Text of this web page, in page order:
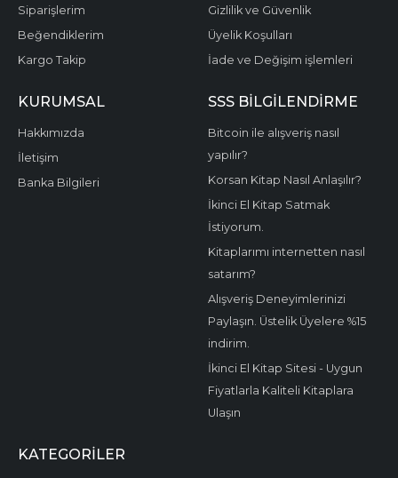
Siparişlerim
Beğendiklerim
Kargo Takip
Gizlilik ve Güvenlik
Üyelik Koşulları
İade ve Değişim işlemleri
KURUMSAL
Hakkımızda
İletişim
Banka Bilgileri
SSS BİLGİLENDİRME
Bitcoin ile alışveriş nasıl
yapılır?
Korsan Kitap Nasıl Anlaşılır?
İkinci El Kitap Satmak
İstiyorum.
Kitaplarımı internetten nasıl
satarım?
Alışveriş Deneyimlerinizi
Paylaşın. Üstelik Üyelere %15
indirim.
İkinci El Kitap Sitesi - Uygun
Fiyatlarla Kaliteli Kitaplara
Ulaşın
KATEGORILER